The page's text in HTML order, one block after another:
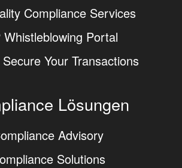
Compliance Services
Whistleblowing Portal
Your Transactions
Lösungen
Advisory
Solutions